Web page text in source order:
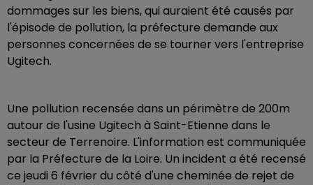
dommages sur les biens, qui auraient été causés par
l'épisode de pollution, la préfecture demande aux
personnes concernées de se tourner vers l'entreprise
Ugitech.
Une pollution recensée dans un périmètre de 200m
autour de l'usine Ugitech à Saint-Etienne dans le
secteur de Terrenoire. L'information est communiquée
par la Préfecture de la Loire. Un incident a été recensé
ce jeudi 6 février du côté d'une cheminée de rejet de